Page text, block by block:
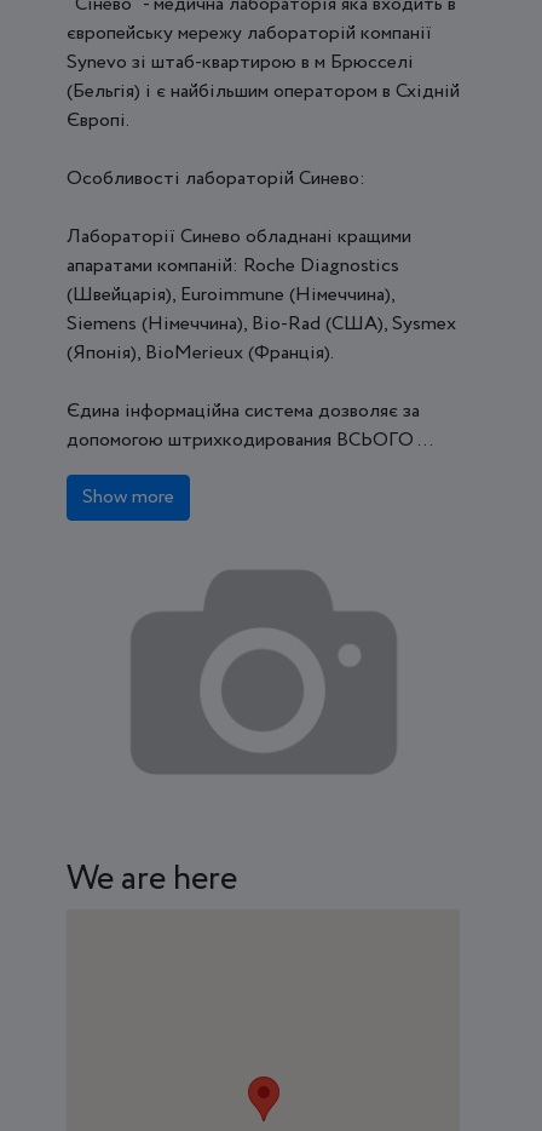
європейську мережу лабораторій компанії
Synevo зі штаб-квартирою в м Брюсселі
(Бельгія) і є найбільшим оператором в Східній
Європі.
Особливості лабораторій Синево:
Лабораторії Синево обладнані кращими
апаратами компаній: Roche Diagnostics
(Швейцарія), Euroimmune (Німеччина),
Siemens (Німеччина), Bio-Rad (США), Sysmex
(Японія), BioMerieux (Франція).
Єдина інформаційна система дозволяє за
допомогою штрихкодирования ВСЬОГО ...
Show more
We are here